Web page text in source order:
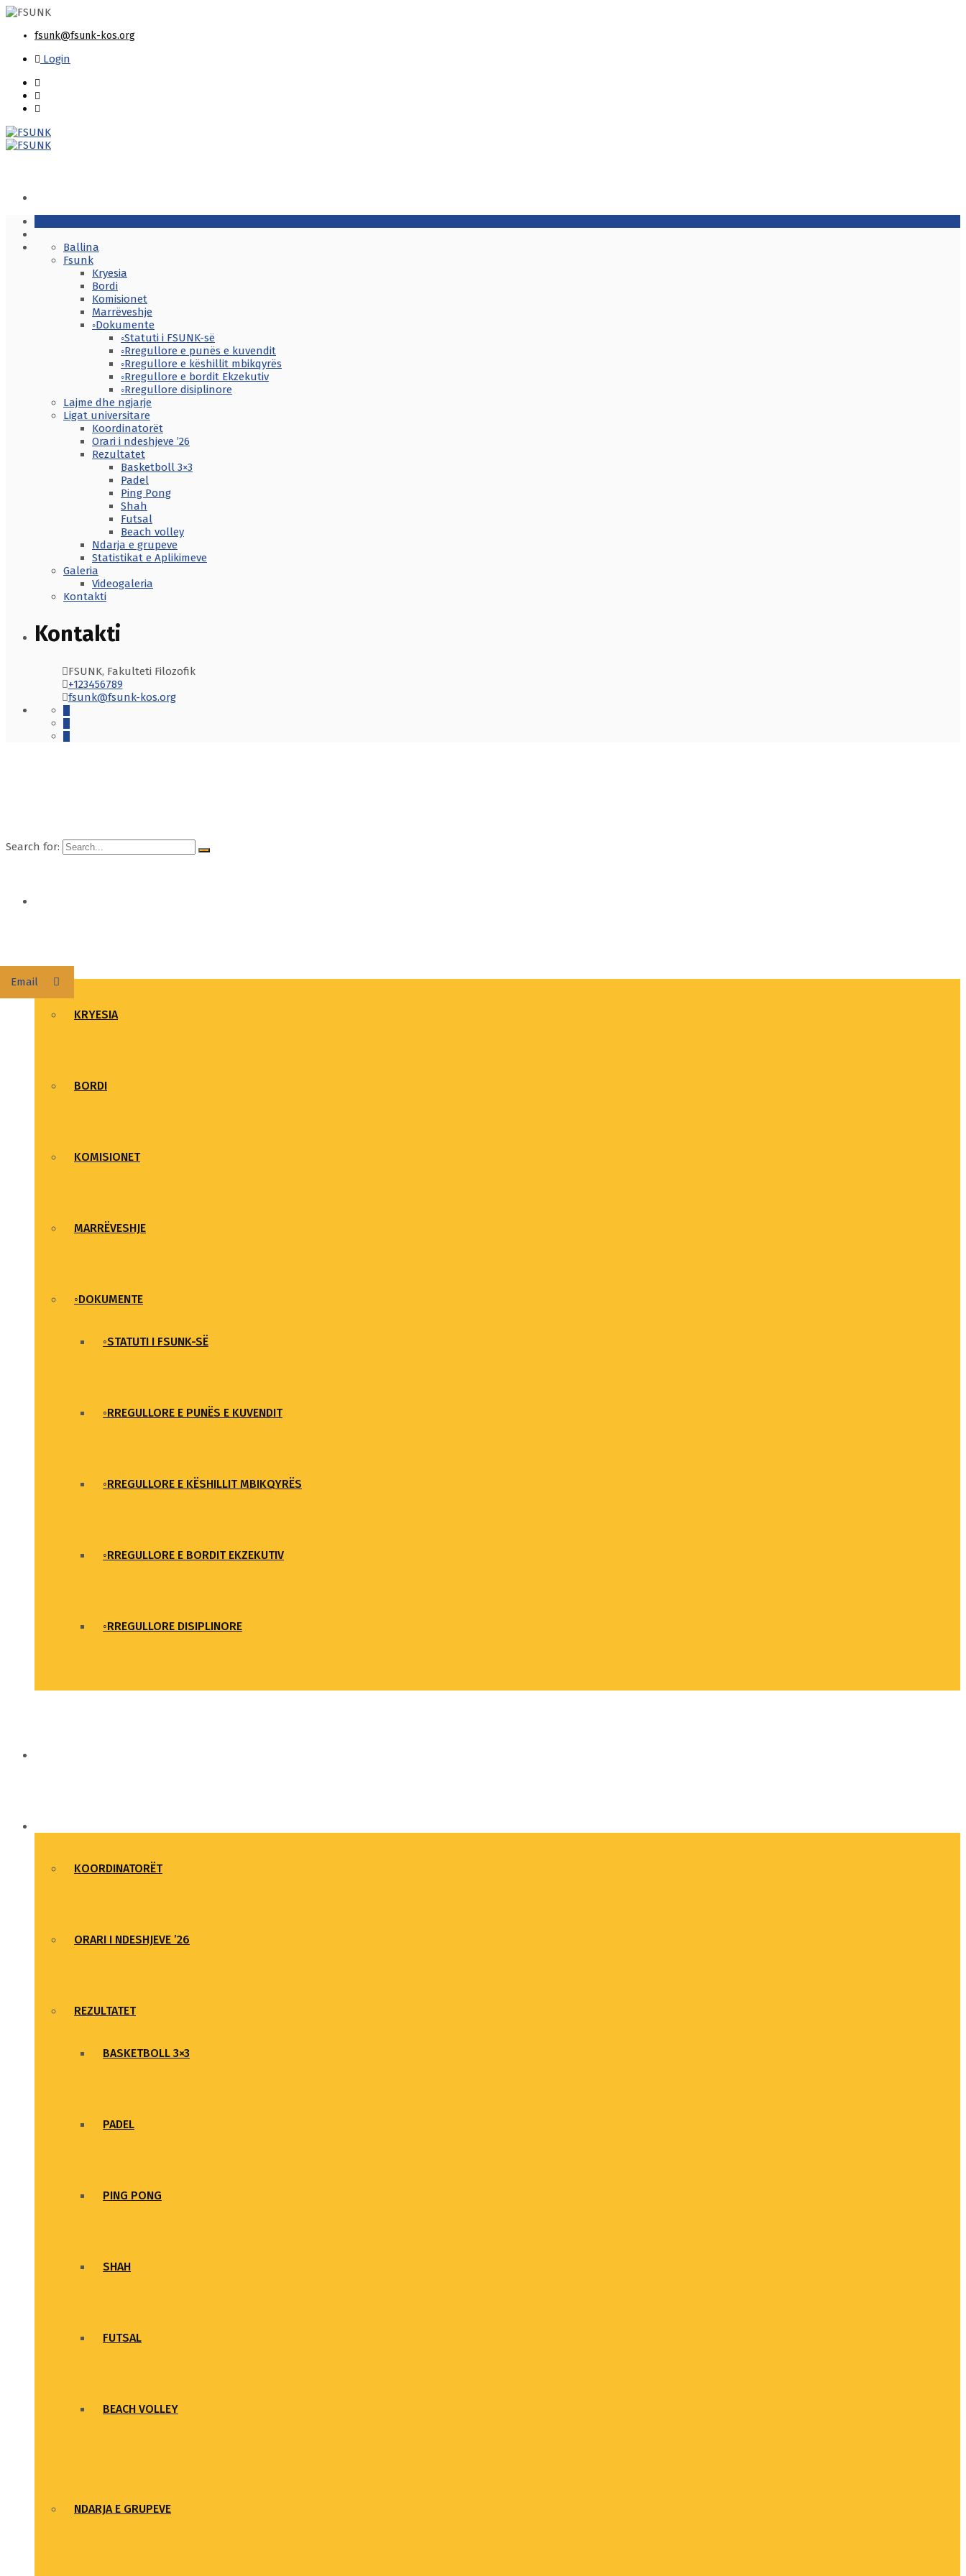
fsunk@fsunk-kos.org
Login
Ballina
Fsunk
Kryesia
Bordi
Komisionet
Marrëveshje
◦Dokumente
◦Statuti i FSUNK-së
◦Rregullore e punës e kuvendit
◦Rregullore e këshillit mbikqyrës
◦Rregullore e bordit Ekzekutiv
◦Rregullore disiplinore
Lajme dhe ngjarje
Ligat universitare
Koordinatorët
Orari i ndeshjeve ’26
Rezultatet
Basketboll 3×3
Padel
Ping Pong
Shah
Futsal
Beach volley
Ndarja e grupeve
Statistikat e Aplikimeve
Galeria
Videogaleria
Kontakti
Kontakti
FSUNK, Fakulteti Filozofik
+123456789
fsunk@fsunk-kos.org
Search for:
KRYESIA
BORDI
KOMISIONET
MARRËVESHJE
◦DOKUMENTE
◦STATUTI I FSUNK-SË
◦RREGULLORE E PUNËS E KUVENDIT
◦RREGULLORE E KËSHILLIT MBIKQYRËS
◦RREGULLORE E BORDIT EKZEKUTIV
◦RREGULLORE DISIPLINORE
KOORDINATORËT
ORARI I NDESHJEVE ’26
REZULTATET
BASKETBOLL 3×3
PADEL
PING PONG
SHAH
FUTSAL
BEACH VOLLEY
NDARJA E GRUPEVE
Email